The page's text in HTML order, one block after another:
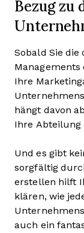
Bezug zu
Sobald Sie die
Ihre
hängt davon
Ihre Abteilung
Und es gibt
sorgfältig
erstellen hilft
klären, wie
auch ein